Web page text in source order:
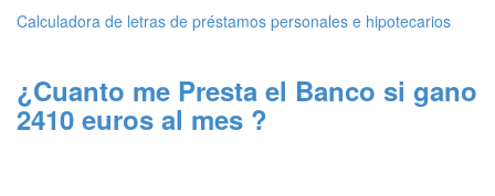
Calculadora de letras de préstamos personales e hipotecarios
¿Cuanto me Presta el Banco si gano
2410 euros al mes ?